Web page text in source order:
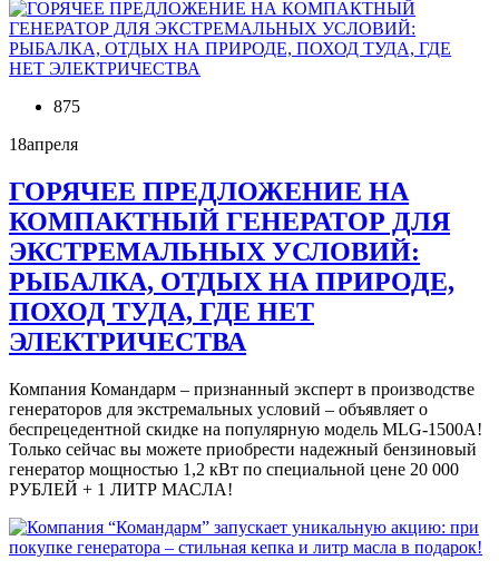
875
18апреля
ГОРЯЧЕЕ ПРЕДЛОЖЕНИЕ НА
КОМПАКТНЫЙ ГЕНЕРАТОР ДЛЯ
ЭКСТРЕМАЛЬНЫХ УСЛОВИЙ:
РЫБАЛКА, ОТДЫХ НА ПРИРОДЕ,
ПОХОД ТУДА, ГДЕ НЕТ
ЭЛЕКТРИЧЕСТВА
Компания Командарм – признанный эксперт в производстве
генераторов для экстремальных условий – объявляет о
беспрецедентной скидке на популярную модель MLG-1500A!
Только сейчас вы можете приобрести надежный бензиновый
генератор мощностью 1,2 кВт по специальной цене 20 000
РУБЛЕЙ + 1 ЛИТР МАСЛА!